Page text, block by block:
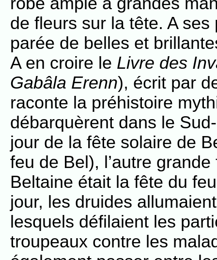
de fleurs sur la tête. A
parée de belles et
A en croire le Livre des
Gabâla Erenn), écrit par
raconte la préhistoire
débarquèrent dans le
jour de la fête solaire de
feu de Bel), l’autre
Beltaine était la fête du
jour, les druides
lesquels défilaient les
troupeaux contre les